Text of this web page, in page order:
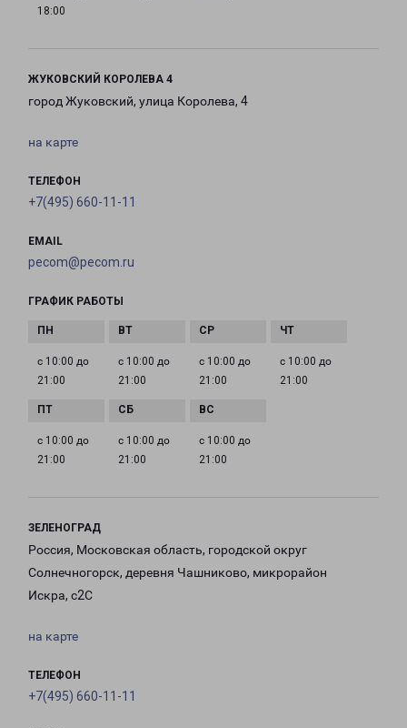
18:00
ЖУКОВСКИЙ КОРОЛЕВА 4
город Жуковский, улица Королева, 4
на карте
ТЕЛЕФОН
+7(495) 660-11-11
EMAIL
pecom@pecom.ru
ГРАФИК РАБОТЫ
с 10:00 до
21:00
с 10:00 до
21:00
с 10:00 до
21:00
с 10:00 до
21:00
с 10:00 до
21:00
с 10:00 до
21:00
с 10:00 до
21:00
ЗЕЛЕНОГРАД
Россия, Московская область, городской округ
Солнечногорск, деревня Чашниково, микрорайон
Искра, с2С
на карте
ТЕЛЕФОН
+7(495) 660-11-11